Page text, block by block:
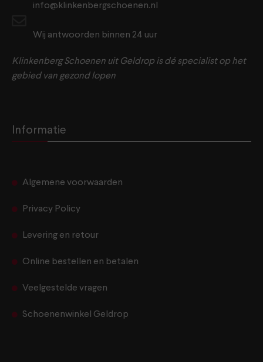
info@klinkenbergschoenen.nl
Wij antwoorden binnen 24 uur
Klinkenberg Schoenen uit Geldrop is dé specialist op het
gebied van gezond lopen
Informatie
Algemene voorwaarden
Privacy Policy
Levering en retour
Online bestellen en betalen
Veelgestelde vragen
Schoenenwinkel Geldrop